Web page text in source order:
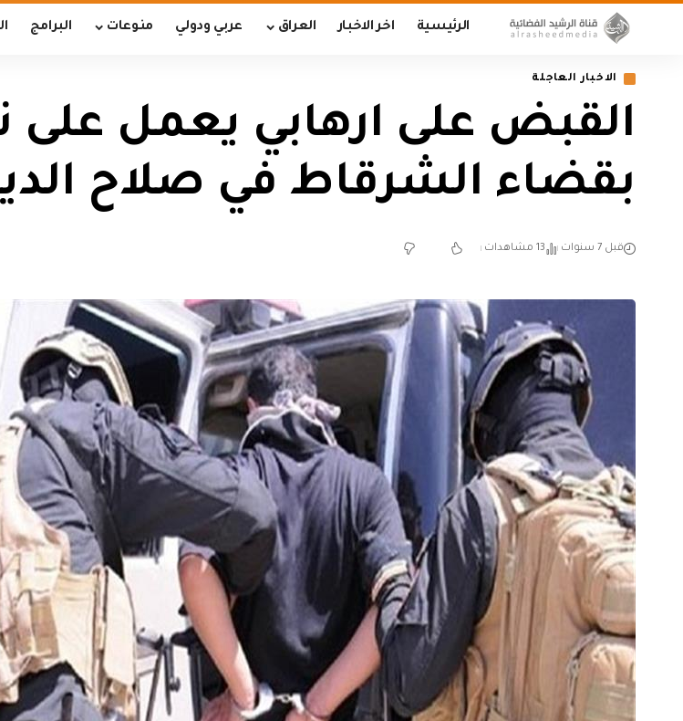
الرئيسية اخر الاخبار العراق عربي ودولي منوعات البرامج
الاخبار العاجلة
القبض على ارهابي يعمل
بقضاء الشرقاط في صلاح
قبل 7 سنوات 13 مشاهدات